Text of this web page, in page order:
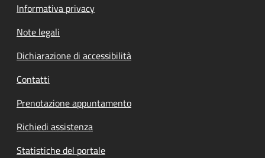
Informativa privacy
Note legali
Dichiarazione di accessibilità
Contatti
Prenotazione appuntamento
Richiedi assistenza
Statistiche del portale